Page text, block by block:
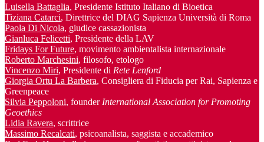
Luisella Battaglia, Presidente Istituto Italiano di Bioetica
Tiziana Catarci, Direttrice del DIAG Sapienza Università di Roma
Paola Di Nicola, giudice cassazionista
Gianluca Felicetti, Presidente della LAV
Fridays For Future, movimento ambientalista internazionale
Roberto Marchesini, filosofo, etologo
Vincenzo Miri, Presidente di Rete Lenford
Giorgia Ortu La Barbera, Consigliera di Fiducia per Rai, Sapienza e
Greenpeace
Silvia Peppoloni, founder International Association for Promoting
Geoethics
Lidia Ravera, scrittrice
Massimo Recalcati, psicoanalista, saggista e accademico